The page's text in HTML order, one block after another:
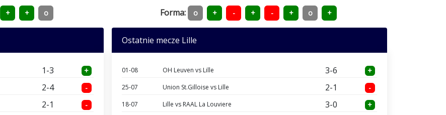
+ + o
1-3 +
2-4 -
2-1 -
Forma: o + - + - + o +
Ostatnie mecze Lille
01-08 OH Leuven vs Lille 3-6 +
25-07 Union St.Gilloise vs Lille 2-1 -
18-07 Lille vs RAAL La Louviere 3-0 +